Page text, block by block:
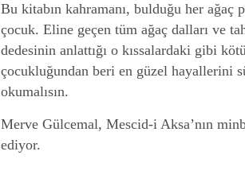
Bu kitabın kahramanı, bulduğu her ağaç
çocuk. Eline geçen tüm ağaç dalları ve
dedesinin anlattığı o kıssalardaki gibi
çocukluğundan beri en güzel hayallerini
okumalısın.
Merve Gülcemal, Mescid-i Aksa’nın
ediyor.